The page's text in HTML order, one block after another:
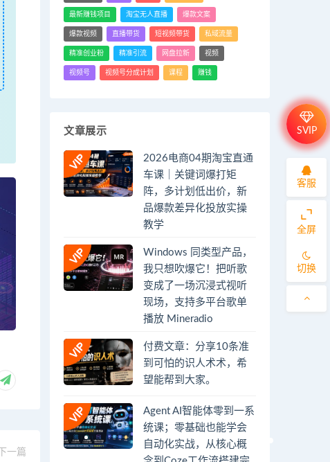
下一篇
最新赚钱项目 淘宝无人直播 爆款文案
爆款视频 直播带货 短视频带货 私域流量
精准创业粉 精准引流 网盘拉新 视频
视频号 视频号分成计划 课程 赚钱
文章展示
2026电商04期淘宝直通
车课｜关键词爆打矩
阵，多计划低出价，新
品爆款差异化投放实操
教学
Windows 同类型产品，
我只想吹爆它！把听歌
变成了一场沉浸式视听
现场，支持多平台歌单
播放 Mineradio
付费文章：分享10条准
到可怕的识人术术，希
望能帮到大家。
Agent AI智能体零到一系
统课；零基础也能学会
自动化实战，从核心概
SVIP
客服
全屏
切换